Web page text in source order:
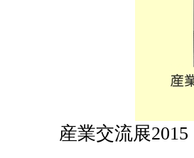
産業交流展